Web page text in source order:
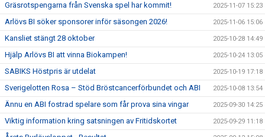
Gräsrotspengarna från Svenska spel har kommit! 2025-11-07 15:23
Arlövs BI söker sponsorer inför säsongen 2026! 2025-11-06 15:06
Kansliet stängt 28 oktober 2025-10-28 14:49
Hjälp Arlövs BI att vinna Biokampen! 2025-10-24 13:05
SABIKS Höstpris är utdelat 2025-10-19 17:18
Sverigelotten Rosa – Stöd Bröstcancerförbundet och ABI 2025-10-08 13:54
Ännu en ABI fostrad spelare som får prova sina vingar 2025-09-30 14:25
Viktig information kring satsningen av Fritidskortet 2025-09-29 11:18